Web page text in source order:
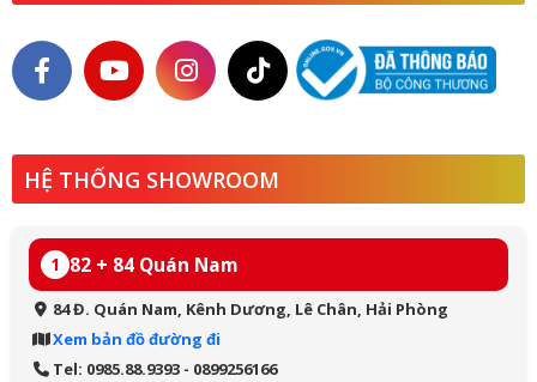
HỆ THỐNG SHOWROOM
1 82 + 84 Quán Nam
84 Đ. Quán Nam, Kênh Dương, Lê Chân, Hải Phòng
Xem bản đồ đường đi
Tel: 0985.88.9393 - 0899256166